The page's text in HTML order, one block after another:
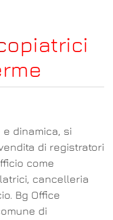
e dinamica, si
di registratori
come
cancelleria
Bg Office
di